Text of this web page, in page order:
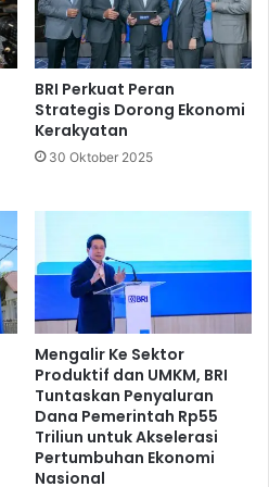
BRI Perkuat Peran
Strategis Dorong Ekonomi
Kerakyatan
30 Oktober 2025
Mengalir Ke Sektor
Produktif dan UMKM, BRI
Tuntaskan Penyaluran
Dana Pemerintah Rp55
Triliun untuk Akselerasi
Pertumbuhan Ekonomi
Nasional